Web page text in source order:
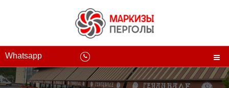
Whatsapp